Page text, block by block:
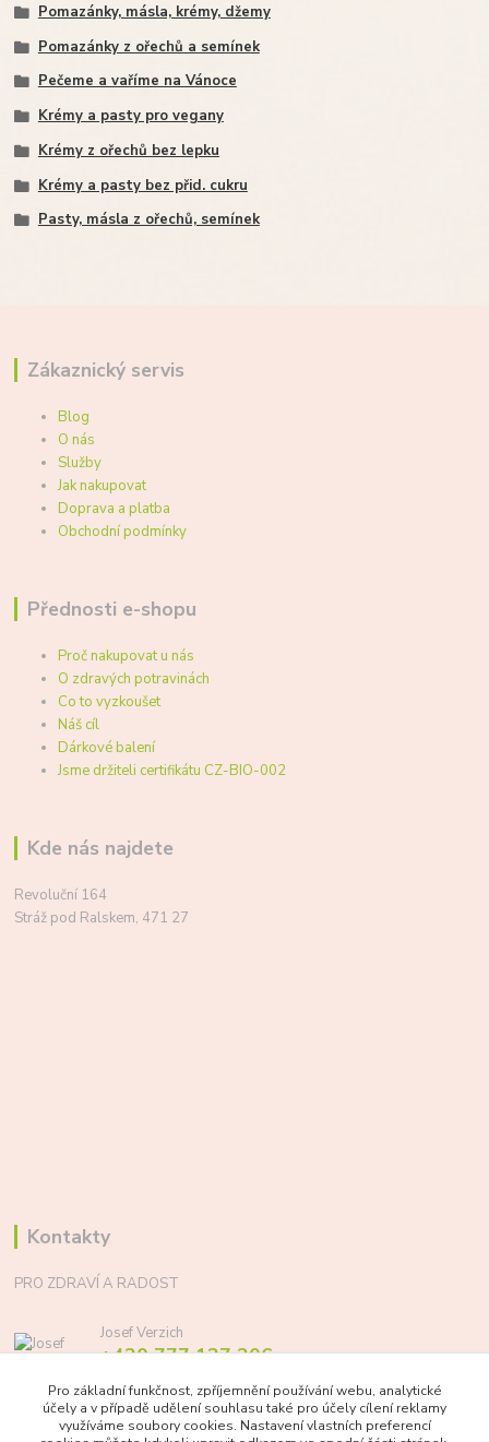
Pomazánky, másla, krémy, džemy
Pomazánky z ořechů a semínek
Pečeme a vaříme na Vánoce
Krémy a pasty pro vegany
Krémy z ořechů bez lepku
Krémy a pasty bez přid. cukru
Pasty, másla z ořechů, semínek
Zákaznický servis
Blog
O nás
Služby
Jak nakupovat
Doprava a platba
Obchodní podmínky
Přednosti e-shopu
Proč nakupovat u nás
O zdravých potravinách
Co to vyzkoušet
Náš cíl
Dárkové balení
Jsme držiteli certifikátu CZ-BIO-002
Kde nás najdete
Revoluční 164
Stráž pod Ralskem, 471 27
Kontakty
PRO ZDRAVÍ A RADOST
Josef Verzich
+420 777 137 206
info@prozdraviaradost.cz
Pro základní funkčnost, zpříjemnění používání webu, analytické
účely a v případě udělení souhlasu také pro účely cílení reklamy
využíváme soubory cookies. Nastavení vlastních preferencí